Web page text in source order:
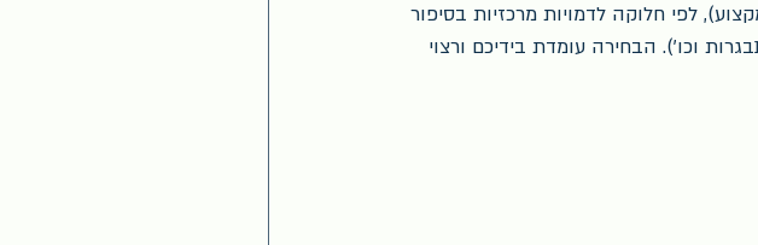
לפי חלוקה לדמויות מרכזיות בסיפור
וכו'). הבחירה עומדת בידיכם ורצוי